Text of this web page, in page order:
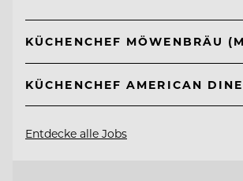
KÜCHENCHEF MÖWENBRÄU
KÜCHENCHEF AMERICAN
Entdecke alle Jobs